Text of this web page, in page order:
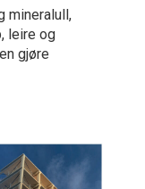
mineralull,
leire og
gjøre